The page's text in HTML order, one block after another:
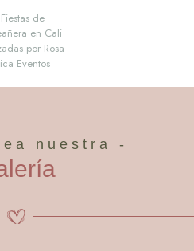
nuestra -